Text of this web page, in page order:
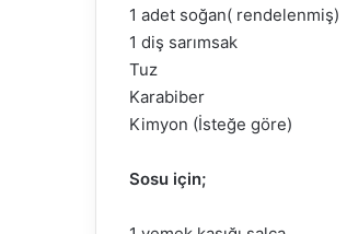
1 adet soğan( rendelenmiş)
1 diş sarımsak
Tuz
Karabiber
Kimyon (İsteğe göre)
Sosu için;